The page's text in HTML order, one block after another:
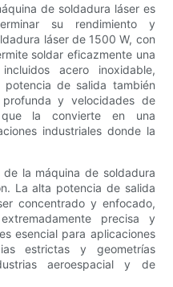
de soldadura láser es
su rendimiento y
láser de 1500 W, con
soldar eficazmente una
acero inoxidable,
de salida también
y velocidades de
la convierte en una
industriales donde la
la máquina de soldadura
La alta potencia de salida
concentrado y enfocado,
precisa y
esencial para aplicaciones
estrictas y geometrías
aeroespacial y de